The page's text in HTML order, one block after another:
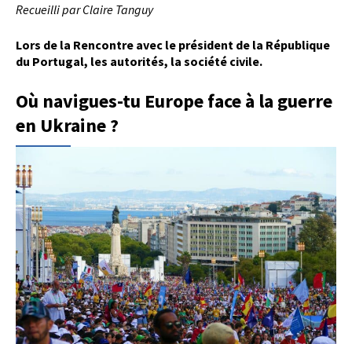
Recueilli par Claire Tanguy
Lors de la Rencontre avec le président de la République
du Portugal, les autorités, la société civile.
Où navigues-tu Europe face à la guerre
en Ukraine ?